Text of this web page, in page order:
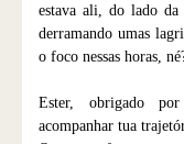
estava ali, do lado
derramando umas
o foco nessas horas,
Ester, obrigado
acompanhar tua